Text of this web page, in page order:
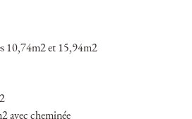
10,74m2 et 15,94m2
avec cheminée